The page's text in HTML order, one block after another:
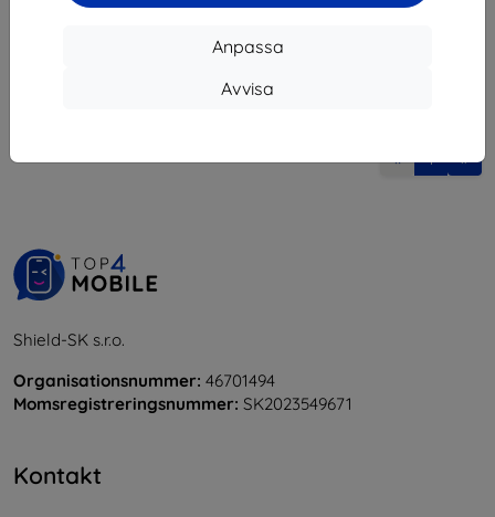
Anpassa
Avvisa
« 1 »
Shield-SK s.r.o.
Organisationsnummer: 46701494
Momsregistreringsnummer: SK2023549671
Kontakt